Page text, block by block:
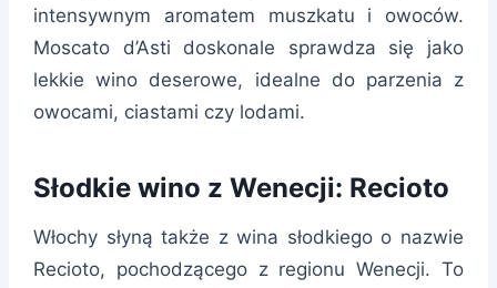
intensywnym aromatem muszkatu i owoców.
Moscato d’Asti doskonale sprawdza się jako
lekkie wino deserowe, idealne do parzenia z
owocami, ciastami czy lodami.
Słodkie wino z Wenecji: Recioto
Włochy słyną także z wina słodkiego o nazwie
Recioto, pochodzącego z regionu Wenecji. To